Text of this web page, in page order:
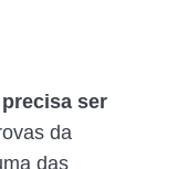
ser
da
das